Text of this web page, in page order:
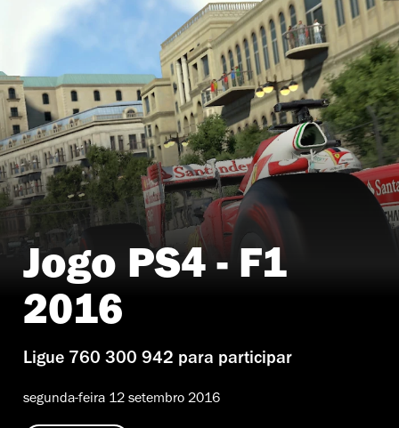
Jogo PS4 - F1
2016
Ligue 760 300 942 para participar
segunda-feira 12 setembro 2016